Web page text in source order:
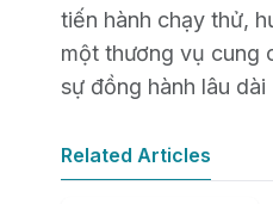
tiến hành chạy thử,
một thương vụ cung
sự đồng hành lâu
Related Articles